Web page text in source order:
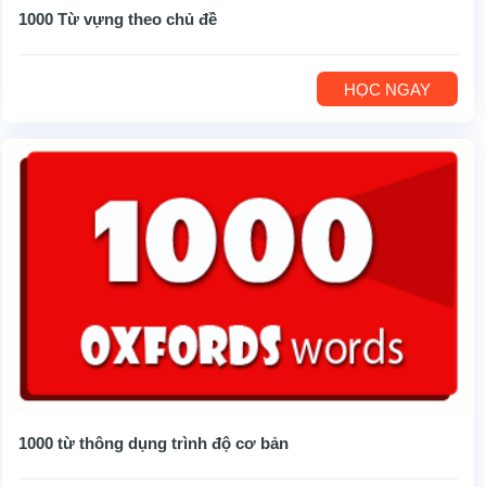
1000 Từ vựng theo chủ đề
HỌC NGAY
1000 từ thông dụng trình độ cơ bản